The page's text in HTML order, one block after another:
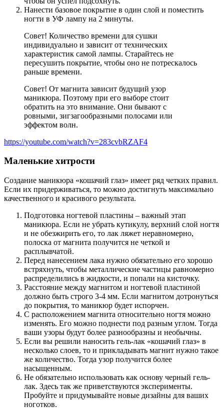
Нанести базовое покрытие в один слой и поместить
ногти в УФ лампу на 2 минуты.
Совет! Количество времени для сушки
индивидуально и зависит от технических
характеристик самой лампы. Старайтесь не
пересушить покрытие, чтобы оно не потрескалось
раньше времени.
Совет! От магнита зависит будущий узор
маникюра. Поэтому при его выборе стоит
обратить на это внимание. Они бывают с
ровными, зигзагообразными полосами или
эффектом волн.
https://youtube.com/watch?v=283cvbRZAF4
Маленькие хитрости
Создание маникюра «кошачий глаз» имеет ряд четких правил.
Если их придерживаться, то можно достигнуть максимально
качественного и красивого результата.
Подготовка ногтевой пластины – важный этап
маникюра. Если не убрать кутикулу, верхний слой ногтя
и не обезжирить его, то лак ляжет неравномерно,
полоска от магнита получится не четкой и
расплывчатой.
Перед нанесением лака нужно обязательно его хорошо
встряхнуть, чтобы металлические частицы равномерно
распределились в жидкости, и попали на кисточку.
Расстояние между магнитом и ногтевой пластиной
должно быть строго 3-4 мм. Если магнитом дотронуться
до покрытия, то маникюр будет испорчен.
С расположением магнита относительно ногтя можно
изменять. Его можно поднести под разным углом. Тогда
ваши узоры будут более разнообразны и необычны.
Если вы решили наносить гель-лак «кошачий глаз» в
несколько слоев, то и прикладывать магнит нужно такое
же количество. Тогда узор получится более
насыщенным.
Не обязательно использовать как основу черный гель-
лак. Здесь так же приветствуются эксперименты.
Пробуйте и придумывайте новые дизайны для ваших
ноготков.